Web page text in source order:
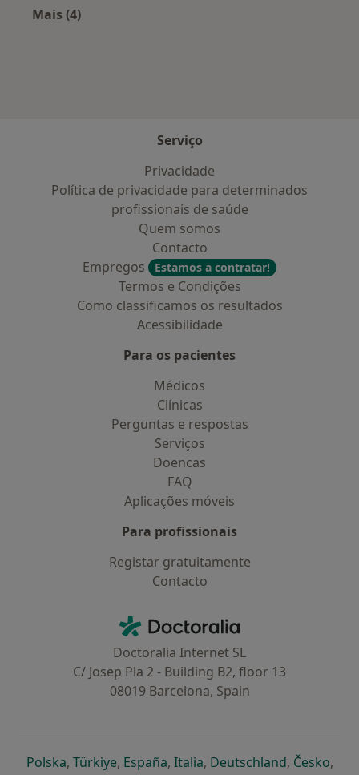
Mais (4)
Serviço
Privacidade
Política de privacidade para determinados
profissionais de saúde
Quem somos
Contacto
Empregos
Estamos a contratar!
Termos e Condições
Como classificamos os resultados
Acessibilidade
Para os pacientes
Médicos
Clínicas
Perguntas e respostas
Serviços
Doencas
FAQ
Aplicações móveis
Para profissionais
Registar gratuitamente
Contacto
Doctoralia - Homepage
Doctoralia Internet SL
C/ Josep Pla 2 - Building B2, floor 13
08019 Barcelona, Spain
Polskaabre num novo separador
, Türkiyeabre num novo separador
, Españaabre num novo separador
, Italiaabre num novo
, Deutschlandabre num
, Česko,